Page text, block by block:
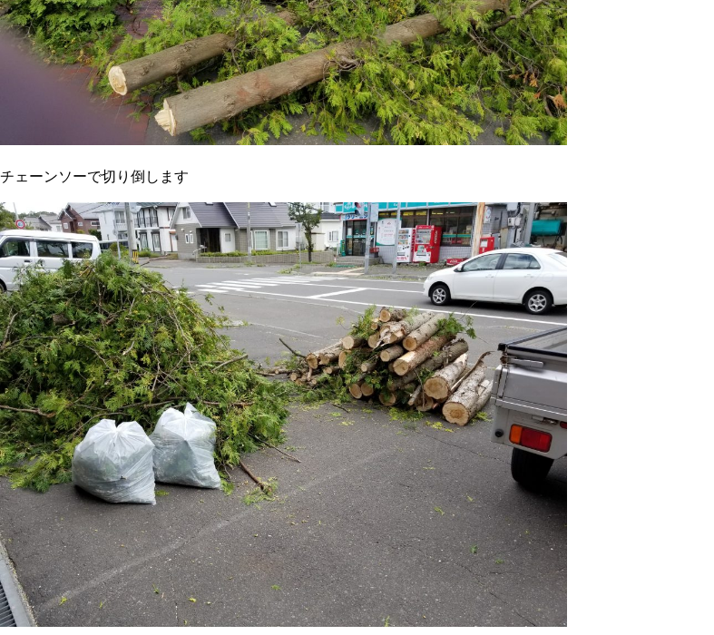
チェーンソーで切り倒します